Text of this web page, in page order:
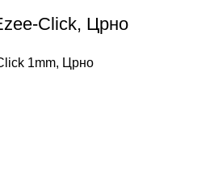
Click, Црно
1mm, Црно